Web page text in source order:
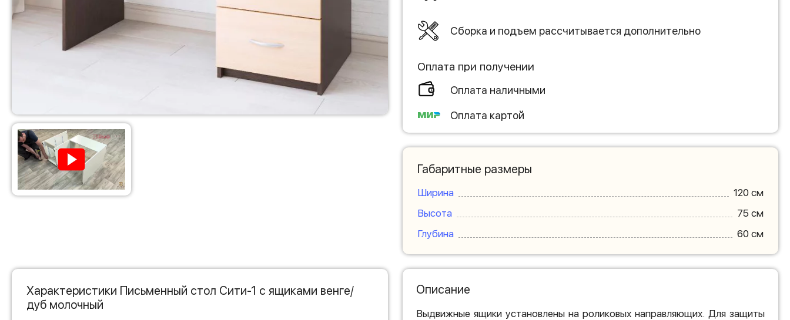
Сборка и подъем рассчитывается дополнительно
Оплата при получении
Оплата наличными
Оплата картой
Габаритные размеры
Ширина
120 см
Высота
75 см
Глубина
60 см
Характеристики Письменный стол Сити-1 с ящиками венге/
дуб молочный
Описание
Выдвижные ящики установлены на роликовых направляющих. Для защиты